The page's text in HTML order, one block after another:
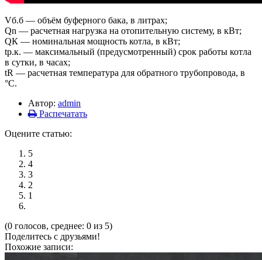
Vб.б — объём буферного бака, в литрах;
Qn — расчетная нагрузка на отопительную систему, в кВт;
QК — номинальная мощность котла, в кВт;
tр.к. — максимальный (предусмотренный) срок работы котла
в сутки, в часах;
tR — расчетная температура для обратного трубопровода, в
°С.
Автор: admin
Распечатать
Оцените статью:
5
4
3
2
1
(0 голосов, среднее: 0 из 5)
Поделитесь с друзьями!
Похожие записи: